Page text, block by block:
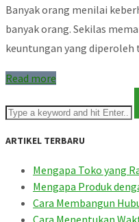
Banyak orang menilai
banyak orang. Sekilas
keuntungan yang diperoleh
Read more
ARTIKEL TERBARU
Mengapa Toko yang
Mengapa Produk
Cara Membangun